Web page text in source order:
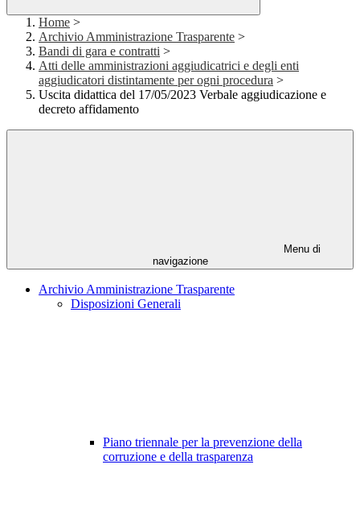
Home >
Archivio Amministrazione Trasparente >
Bandi di gara e contratti >
Atti delle amministrazioni aggiudicatrici e degli enti
aggiudicatori distintamente per ogni procedura >
Uscita didattica del 17/05/2023 Verbale aggiudicazione e
decreto affidamento
Menu di
navigazione
Archivio Amministrazione Trasparente
Disposizioni Generali
Piano triennale per la prevenzione della
corruzione e della trasparenza